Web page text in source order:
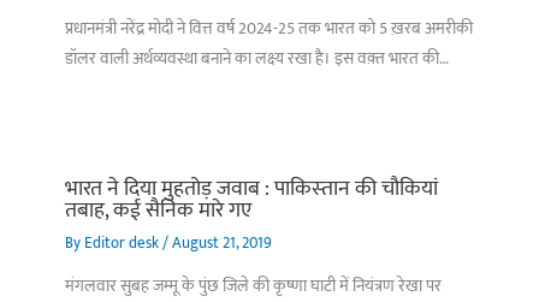
प्रधानमंत्री नरेंद्र मोदी ने वित्त वर्ष 2024-25 तक भारत को 5 ख़रब अमरीकी
डॉलर वाली अर्थव्यवस्था बनाने का लक्ष्य रखा है। इस वक़्त भारत की…
भारत ने दिया मुहतोड़ जवाब : पाकिस्‍तान की चौकियां
तबाह, कई सैनिक मारे गए
ByEditor desk/August 21, 2019
मंगलवार सुबह जम्मू के पुंछ जिले की कृष्णा घाटी में नियंत्रण रेखा पर